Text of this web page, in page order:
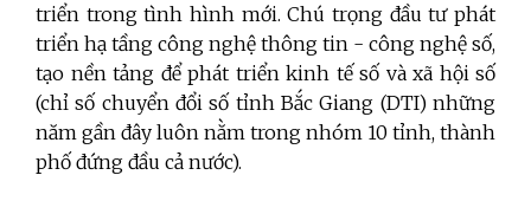
triển trong tình hình mới. Chú trọng đầu tư phát
triển hạ tầng công nghệ thông tin - công nghệ số,
tạo nền tảng để phát triển kinh tế số và xã hội số
(chỉ số chuyển đổi số tỉnh Bắc Giang (DTI) những
năm gần đây luôn nằm trong nhóm 10 tỉnh, thành
phố đứng đầu cả nước).